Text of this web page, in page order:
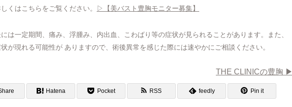
くはこちらをご覧ください。
▷【美バスト豊胸モニター募集】
は一定期間、痛み、浮腫み、内出血、こわばり等の症状が見られることがあります。また、
が現れる可能性が ありますので、術後異常を感じた際には速やかにご相談ください。
THE CLINICの豊胸 ▶︎
Hatena Pocket RSS feedly Pin it